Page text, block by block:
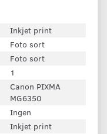
Inkjet print
Foto sort
Foto sort
1
Canon PIXMA
MG6350
Ingen
Inkjet print